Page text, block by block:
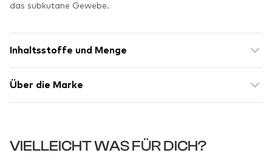
das subkutane Gewebe.
Inhaltsstoffe und Menge
Über die Marke
VIELLEICHT WAS FÜR DICH?